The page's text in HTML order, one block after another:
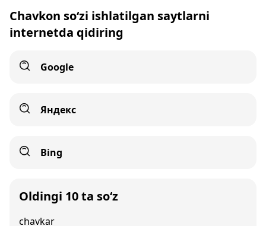
Chavkon so‘zi ishlatilgan saytlarni
internetda qidiring
Google
Яндекс
Bing
Oldingi 10 ta so‘z
chavkar